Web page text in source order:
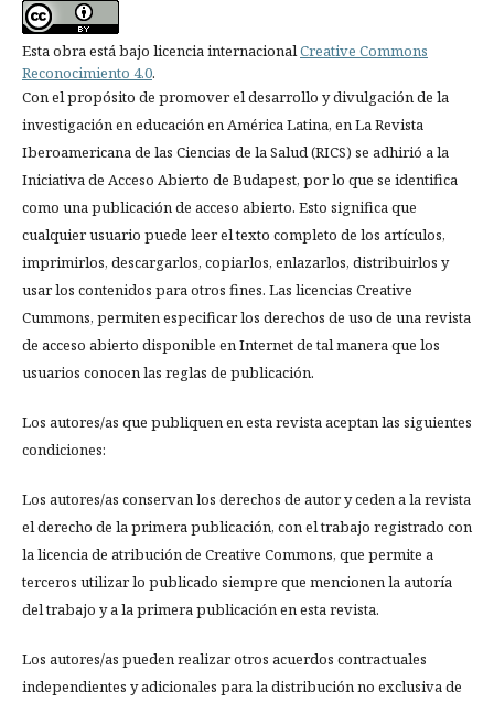
Esta obra está bajo licencia internacional Creative Commons
Reconocimiento 4.0.
Con el propósito de promover el desarrollo y divulgación de la
investigación en educación en América Latina, en La Revista
Iberoamericana de las Ciencias de la Salud (RICS) se adhirió a la
Iniciativa de Acceso Abierto de Budapest, por lo que se identifica
como una publicación de acceso abierto. Esto significa que
cualquier usuario puede leer el texto completo de los artículos,
imprimirlos, descargarlos, copiarlos, enlazarlos, distribuirlos y
usar los contenidos para otros fines. Las licencias Creative
Cummons, permiten especificar los derechos de uso de una revista
de acceso abierto disponible en Internet de tal manera que los
usuarios conocen las reglas de publicación.
Los autores/as que publiquen en esta revista aceptan las siguientes
condiciones:
Los autores/as conservan los derechos de autor y ceden a la revista
el derecho de la primera publicación, con el trabajo registrado con
la licencia de atribución de Creative Commons, que permite a
terceros utilizar lo publicado siempre que mencionen la autoría
del trabajo y a la primera publicación en esta revista.
Los autores/as pueden realizar otros acuerdos contractuales
independientes y adicionales para la distribución no exclusiva de